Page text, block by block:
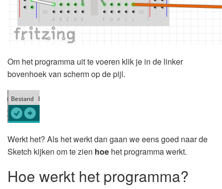
Om het programma uit te voeren klik je in de linker
bovenhoek van scherm op de pijl.
Werkt het? Als het werkt dan gaan we eens goed naar de
Sketch kijken om te zien hoe het programma werkt.
Hoe werkt het programma?